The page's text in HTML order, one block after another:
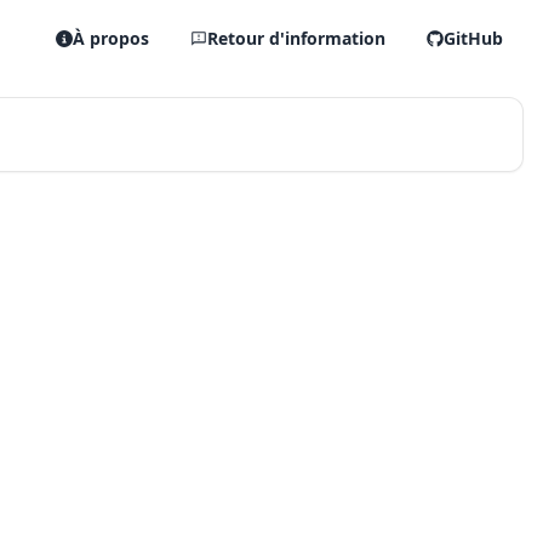
À propos Retour d'information GitHub